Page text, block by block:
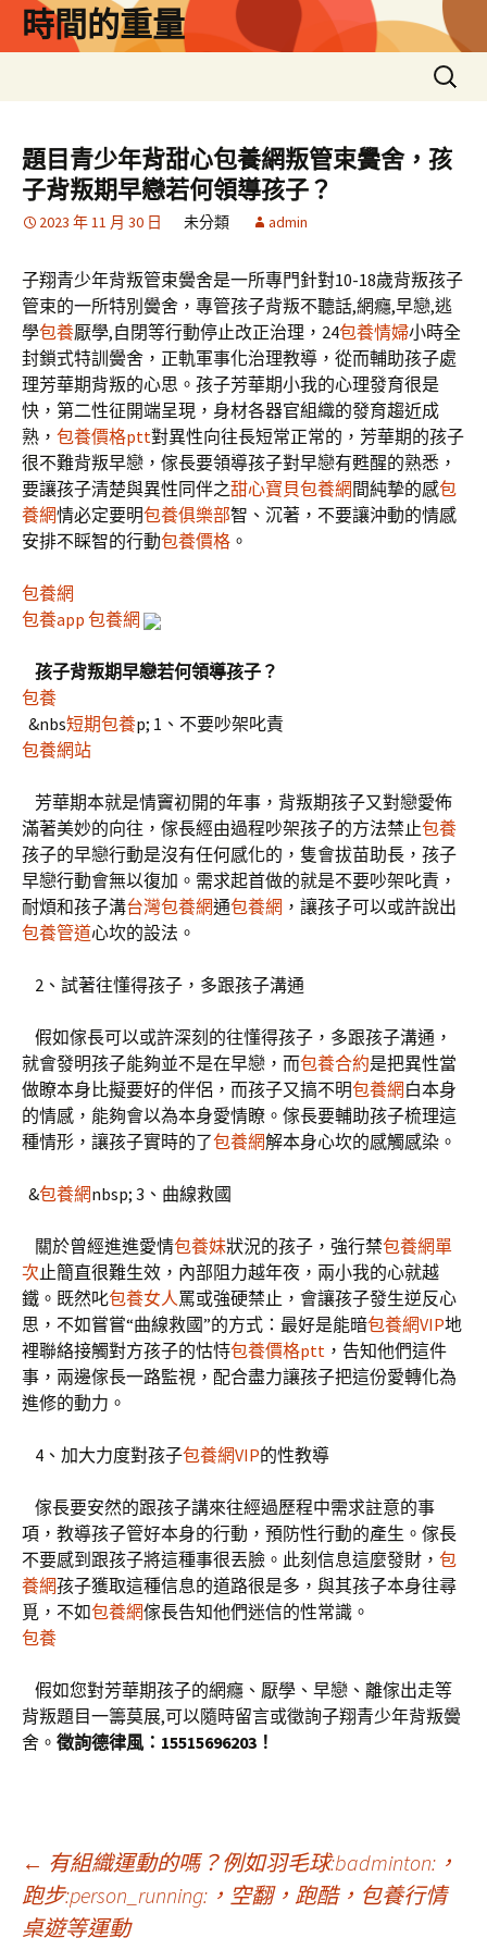
時間的重量
搜
尋
鍵
字:
題目青少年背甜心包養網叛管束黌舍，孩
子背叛期早戀若何領導孩子？
2023 年 11 月 30 日 未分類 admin
子翔青少年背叛管束黌舍是一所專門針對10-18歲背叛孩子
管束的一所特別黌舍，專管孩子背叛不聽話,網癮,早戀,逃
學包養厭學,自閉等行動停止改正治理，24包養情婦小時全
封鎖式特訓黌舍，正軌軍事化治理教導，從而輔助孩子處
理芳華期背叛的心思。孩子芳華期小我的心理發育很是
快，第二性征開端呈現，身材各器官組織的發育趨近成
熟， 包養價格ptt對異性向往長短常正常的，芳華期的孩子
很不難背叛早戀，傢長要領導孩子對早戀有甦醒的熟悉，
要讓孩子清楚與異性同伴之甜心寶貝包養網 間純摯的感包
養網情必定要明包養俱樂部智、沉著，不要讓沖動的情感
安排不睬智的行動包養價格 。
包養網
包養app 包養網
孩子背叛期早戀若何領導孩子？
包養
&nbs短期包養p; 1、不要吵架叱責
包養網站
芳華期本就是情竇初開的年事，背叛期孩子又對戀愛佈
滿著美妙的向往，傢長經由過程吵架孩子的方法禁止包養
孩子的早戀行動是沒有任何感化的，隻會拔苗助長，孩子
早戀行動會無以復加。需求起首做的就是不要吵架叱責，
耐煩和孩子溝台灣包養網通包養網 ，讓孩子可以或許說出
包養管道心坎的設法。
2、試著往懂得孩子，多跟孩子溝通
假如傢長可以或許深刻的往懂得孩子，多跟孩子溝通，
就會發明孩子能夠並不是在早戀，而包養合約是把異性當
做瞭本身比擬要好的伴侶，而孩子又搞不明包養網 白本身
的情感，能夠會以為本身愛情瞭。傢長要輔助孩子梳理這
種情形，讓孩子實時的了包養網解本身心坎的感觸感染。
&包養網nbsp; 3、曲線救國
關於曾經進進愛情包養妹狀況的孩子，強行禁包養網單
次止簡直很難生效，內部阻力越年夜，兩小我的心就越
鐵。既然叱包養女人罵或強硬禁止，會讓孩子發生逆反心
思，不如嘗嘗“曲線救國”的方式：最好是能暗包養網VIP地
裡聯絡接觸對方孩子的怙恃包養價格ptt ，告知他們這件
事，兩邊傢長一路監視，配合盡力讓孩子把這份愛轉化為
進修的動力。
4、加大力度對孩子包養網VIP的性教導
傢長要安然的跟孩子講來往經過歷程中需求註意的事
項，教導孩子管好本身的行動，預防性行動的產生。傢長
不要感到跟孩子將這種事很丟臉。此刻信息這麼發財， 包
養網孩子獲取這種信息的道路很是多，與其孩子本身往尋
覓，不如包養網傢長告知他們迷信的性常識。
包養
假如您對芳華期孩子的網癮、厭學、早戀、離傢出走等
背叛題目一籌莫展,可以隨時留言或徵詢子翔青少年背叛黌
舍。 徵詢德律風：15515696203！
文
← 有組織運動的嗎？例如羽毛球:badminton:，
跑步:person_running:，空翻，跑酷，包養行情
桌遊等運動